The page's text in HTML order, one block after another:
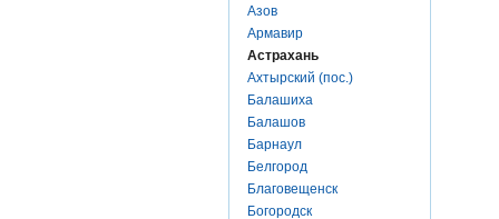
Азов
Армавир
Астрахань
Ахтырский (пос.)
Балашиха
Балашов
Барнаул
Белгород
Благовещенск
Богородск